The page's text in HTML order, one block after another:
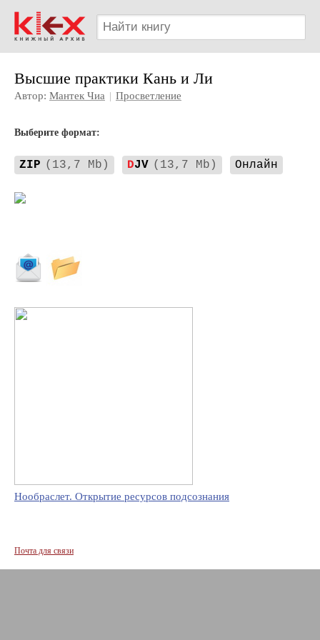
Высшие практики Кань и Ли
Автор: Мантек Чиа | Просветление
Выберите формат:
ZIP (13,7 Mb) DJV (13,7 Mb) Онлайн
Нообраслет. Открытие ресурсов подсознания
Почта для связи